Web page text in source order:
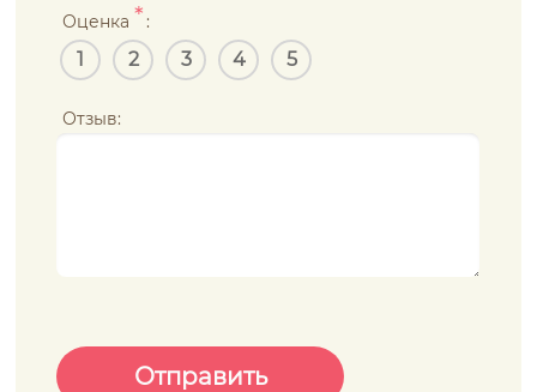
Оценка * :
1 2 3 4 5
Отзыв: